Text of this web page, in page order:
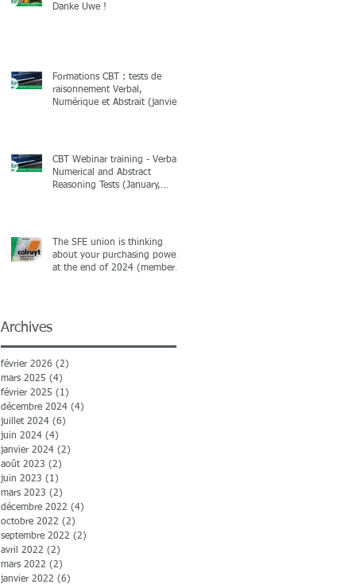
Danke Uwe !
Formations CBT : tests de
raisonnement Verbal,
Numérique et Abstrait (janvier,
CBT Webinar training - Verbal,
Numerical and Abstract
Reasoning Tests (January,
The SFE union is thinking
about your purchasing power
at the end of 2024 (members
Archives
février 2026 (2)
mars 2025 (4)
février 2025 (1)
décembre 2024 (4)
juillet 2024 (6)
juin 2024 (4)
janvier 2024 (2)
août 2023 (2)
juin 2023 (1)
mars 2023 (2)
décembre 2022 (4)
octobre 2022 (2)
septembre 2022 (2)
avril 2022 (2)
mars 2022 (2)
janvier 2022 (6)